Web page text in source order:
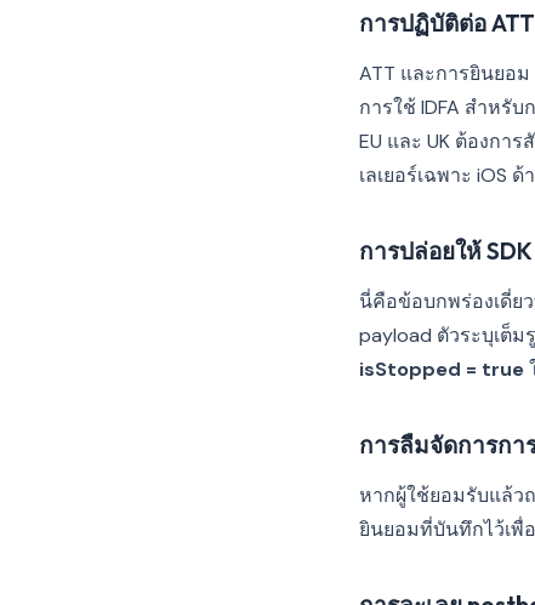
การปฏิบัติต่อ
ATT และการยินยอ
การใช้ IDFA สำหรั
EU และ UK ต้องก
เลเยอร์เฉพาะ iOS
การปล่อยให้
นี่คือข้อบกพร่องเดี่ย
payload ตัวระบุเต็
isStopped = true
การลืมจัดการกา
หากผู้ใช้ยอมรับแล้ว
ยินยอมที่บันทึกไว้เพื่